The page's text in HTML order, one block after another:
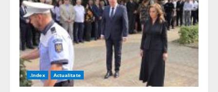
.Index Actualitate